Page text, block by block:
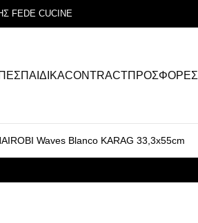
CUCINE
ΠΑΙΔΙΚΑCONTRACTΠΡΟΣΦΟΡΕΣ
Waves Blanco KARAG 33,3x55cm